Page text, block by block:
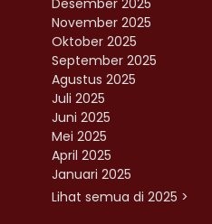
November 2025
Oktober 2025
September 2025
Agustus 2025
Juli 2025
Juni 2025
Mei 2025
April 2025
Januari 2025
Lihat semua di 2025 >